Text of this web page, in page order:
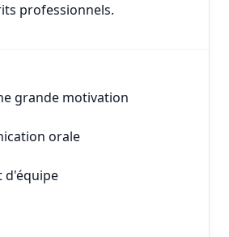
professionnels.
grande motivation
orale
d'équipe